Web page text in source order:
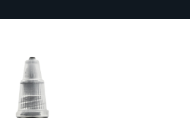
100 € Bestellwert (inkl.